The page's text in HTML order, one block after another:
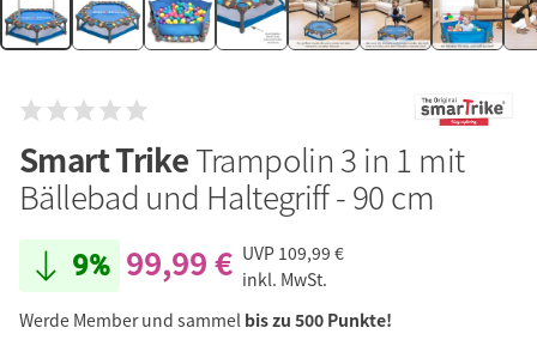
Smart TrikeTrampolin 3 in 1 mit
Bällebad und Haltegriff - 90 cm
9% 99,99 € UVP 109,99 €
inkl. MwSt.
Werde Member und sammel bis zu 500 Punkte!